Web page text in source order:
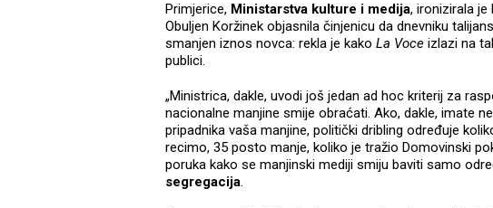
Primjerice, Ministarstva kulture i medija, ironizirala je
Obuljen Koržinek objasnila činjenicu da dnevniku
smanjen iznos novca: rekla je kako La Voce izlazi na
publici.
„Ministrica, dakle, uvodi još jedan ad hoc kriterij za
nacionalne manjine smije obraćati. Ako, dakle, imate
pripadnika vaša manjine, politički dribling određuje
recimo, 35 posto manje, koliko je tražio Domovinski
poruka kako se manjinski mediji smiju baviti samo
segregacija.